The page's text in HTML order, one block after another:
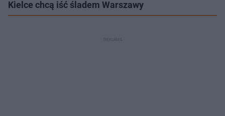
Kielce chcą iść śladem Warszawy